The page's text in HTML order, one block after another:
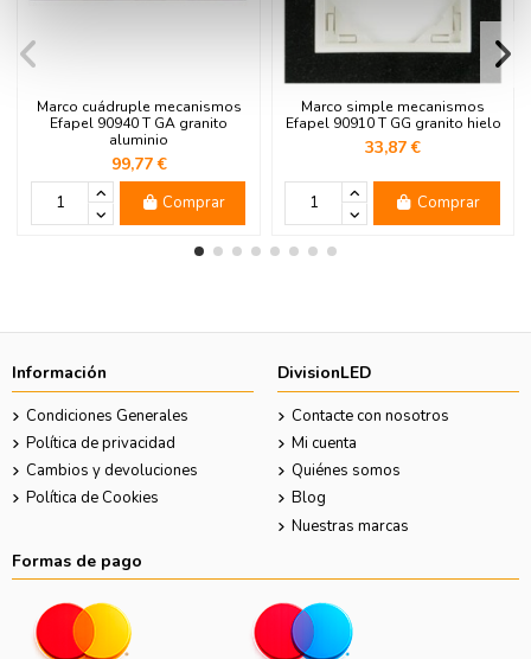
Marco cuádruple mecanismos
Efapel 90940 T GA granito
aluminio
99,77 €
Comprar
Marco simple mecanismos
Efapel 90910 T GG granito hielo
33,87 €
Comprar
Información
Condiciones Generales
Política de privacidad
Cambios y devoluciones
Política de Cookies
DivisionLED
Contacte con nosotros
Mi cuenta
Quiénes somos
Blog
Nuestras marcas
Formas de pago